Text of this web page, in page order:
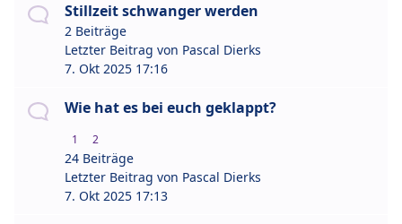
Stillzeit schwanger werden
2 Beiträge
Letzter Beitrag von Pascal Dierks
7. Okt 2025 17:16
Wie hat es bei euch geklappt?
1 2
24 Beiträge
Letzter Beitrag von Pascal Dierks
7. Okt 2025 17:13